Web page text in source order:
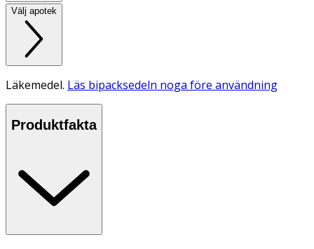
Välj apotek
Läkemedel. Läs bipacksedeln noga före användning
Produktfakta